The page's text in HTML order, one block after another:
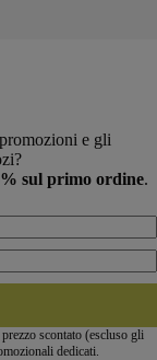
e gli
sul primo ordine.
scontato (escluso gli
dedicati.